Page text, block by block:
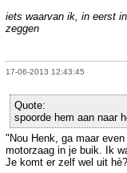
iets waarvan ik, in eerst
zeggen
17-06-2013 12:43:45
Quote:
spoorde hem aan naar
"Nou Henk, ga maar
motorzaag in je buik. Ik
Je komt er zelf wel uit